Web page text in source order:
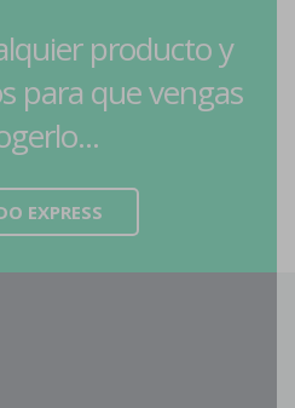
producto y
para que vengas
EXPRESS